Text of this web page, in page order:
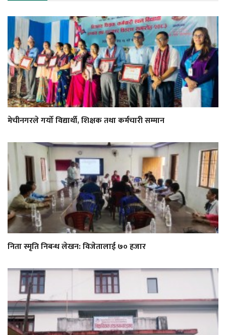
मेचीनगरले गर्यो विद्यार्थी, शिक्षक तथा कर्मचारी सम्मान
निता स्मृति निबन्ध लेखन: विजेतालाई ७० हजार